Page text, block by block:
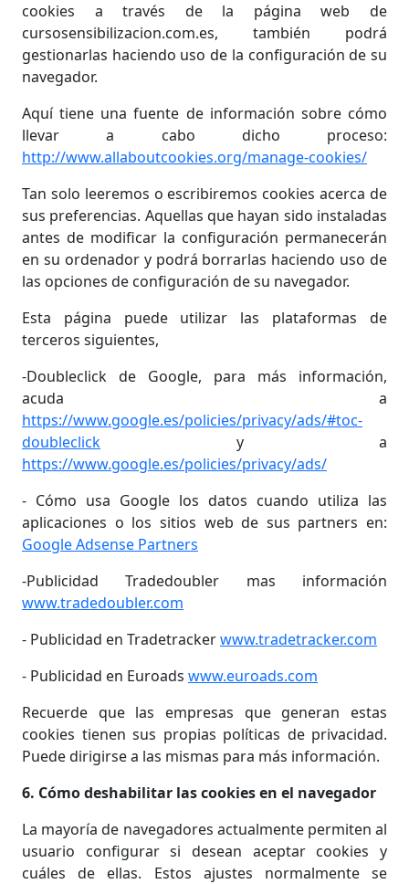
cookies a través de la página web de
cursosensibilizacion.com.es, también podrá
gestionarlas haciendo uso de la configuración de su
navegador.
Aquí tiene una fuente de información sobre cómo
llevar a cabo dicho proceso:
http://www.allaboutcookies.org/manage-cookies/
Tan solo leeremos o escribiremos cookies acerca de
sus preferencias. Aquellas que hayan sido instaladas
antes de modificar la configuración permanecerán
en su ordenador y podrá borrarlas haciendo uso de
las opciones de configuración de su navegador.
Esta página puede utilizar las plataformas de
terceros siguientes,
-Doubleclick de Google, para más información,
acuda a
https://www.google.es/policies/privacy/ads/#toc-
doubleclick y a
https://www.google.es/policies/privacy/ads/
- Cómo usa Google los datos cuando utiliza las
aplicaciones o los sitios web de sus partners en:
Google Adsense Partners
-Publicidad Tradedoubler mas información
www.tradedoubler.com
- Publicidad en Tradetrackerwww.tradetracker.com
- Publicidad en Euroads www.euroads.com
Recuerde que las empresas que generan estas
cookies tienen sus propias políticas de privacidad.
Puede dirigirse a las mismas para más información.
6. Cómo deshabilitar las cookies en el navegador
La mayoría de navegadores actualmente permiten al
usuario configurar si desean aceptar cookies y
cuáles de ellas. Estos ajustes normalmente se